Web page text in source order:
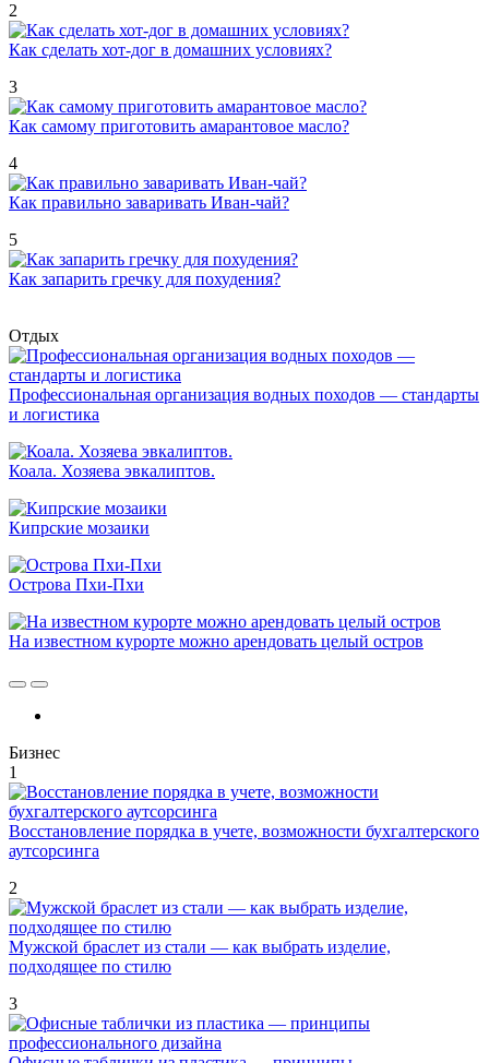
2
Как сделать хот-дог в домашних условиях?
3
Как самому приготовить амарантовое масло?
4
Как правильно заваривать Иван-чай?
5
Как запарить гречку для похудения?
Отдых
Профессиональная организация водных походов — стандарты
и логистика
Коала. Хозяева эвкалиптов.
Кипрские мозаики
Острова Пхи-Пхи
На известном курорте можно арендовать целый остров
Бизнес
1
Восстановление порядка в учете, возможности бухгалтерского
аутсорсинга
2
Мужской браслет из стали — как выбрать изделие,
подходящее по стилю
3